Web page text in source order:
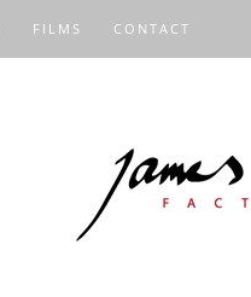
FILMS CONTACT